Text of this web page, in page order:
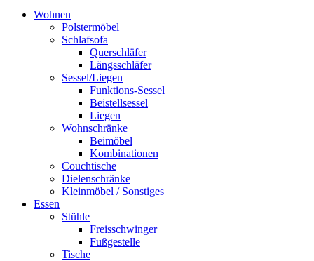
Wohnen
Polstermöbel
Schlafsofa
Querschläfer
Längsschläfer
Sessel/Liegen
Funktions-Sessel
Beistellsessel
Liegen
Wohnschränke
Beimöbel
Kombinationen
Couchtische
Dielenschränke
Kleinmöbel / Sonstiges
Essen
Stühle
Freisschwinger
Fußgestelle
Tische